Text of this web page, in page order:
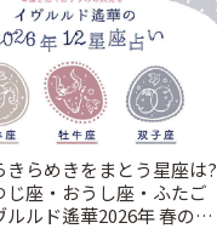
きらめきをまとう星座は?
じ座・おうし座・ふたご
ルルド遙華2026年 春の運